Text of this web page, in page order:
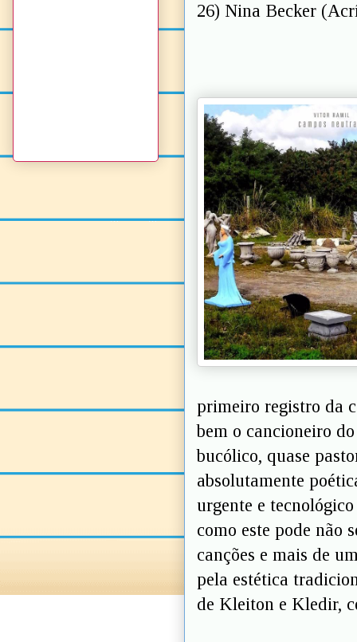
26) Nina Becker
primeiro registro da
bem o cancioneiro
bucólico, quase
absolutamente
urgente e
como este pode não
canções e mais de
pela estética
de Kleiton e Kledir,